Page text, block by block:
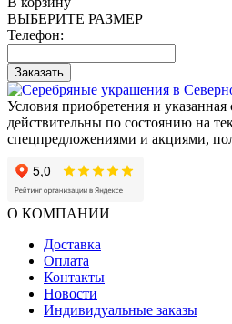
ВЫБЕРИТЕ РАЗМЕР
Телефон:
Заказать
Условия приобретения и указанная
действительны по состоянию на
спецпредложениями и акциями,
О КОМПАНИИ
Доставка
Оплата
Контакты
Новости
Индивидуальные заказы